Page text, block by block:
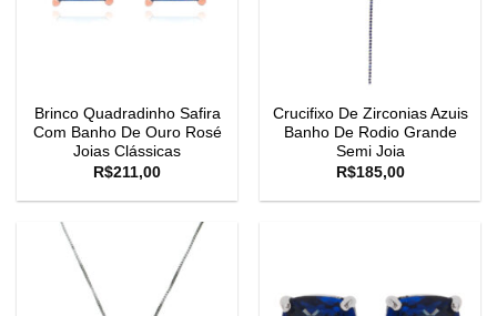
Brinco Quadradinho Safira
Com Banho De Ouro Rosé
Joias Clássicas
R$211,00
Crucifixo De Zirconias Azuis
Banho De Rodio Grande
Semi Joia
R$185,00